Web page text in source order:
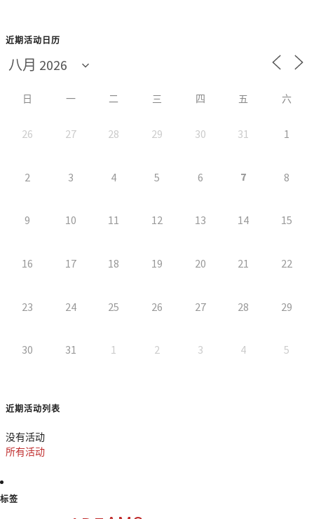
近期活动日历
日 一 二 三 四 五 六
26 27 28 29 30 31 1
2 3 4 5 6 7 8
9 10 11 12 13 14 15
16 17 18 19 20 21 22
23 24 25 26 27 28 29
30 31 1 2 3 4 5
近期活动列表
没有活动
所有活动
标签